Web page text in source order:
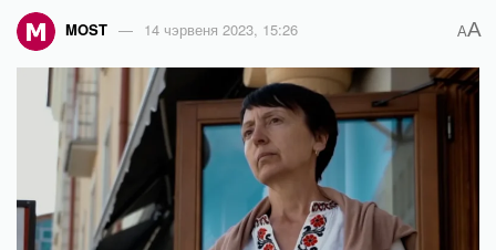
MOST 14 чэрвеня 2023, 15:26 AA